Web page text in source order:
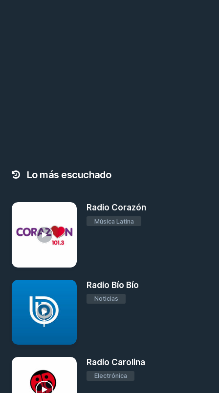
Lo más escuchado
Radio Corazón
Música Latina
Radio Bío Bío
Noticias
Radio Carolina
Electrónica